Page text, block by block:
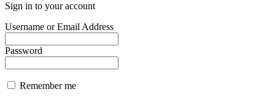
Sign in to your account
Username or Email Address
Password
Remember me